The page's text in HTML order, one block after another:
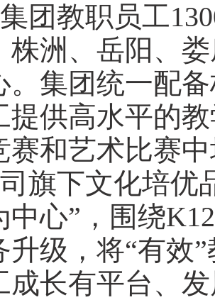
团教职员工
株洲、岳阳、
。集团统一配
提供高水平的
赛和艺术比赛
旗下文化培优
中心”，围绕
升级，将“有效
成长有平台、